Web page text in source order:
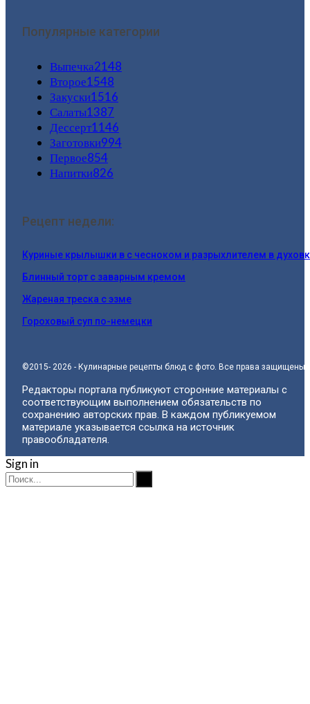
Популярные категории
Выпечка2148
Второе1548
Закуски1516
Салаты1387
Дессерт1146
Заготовки994
Первое854
Напитки826
Рецепт недели:
Куриные крылышки в с чесноком и разрыхлителем в
Блинный торт с заварным кремом
Жареная треска с эзме
Гороховый суп по-немецки
©2015- 2026 - Кулинарные рецепты блюд с фото. Все права защищены.
Редакторы портала публикуют сторонние материалы с
соответствующим выполнением обязательств по
сохранению авторских прав. В каждом публикуемом
материале указывается ссылка на источник
правообладателя.
Sign in